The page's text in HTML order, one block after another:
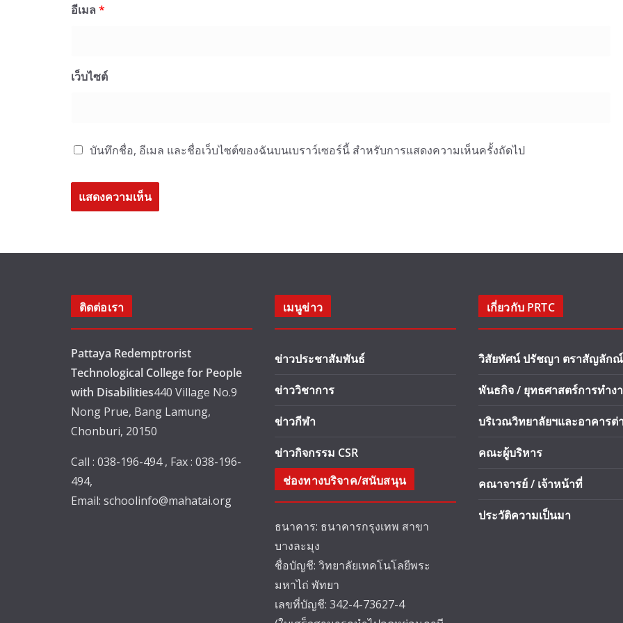
อีเมล *
เว็บไซต์
บันทึกชื่อ, อีเมล และชื่อเว็บไซต์ของฉันบนเบราว์เซอร์นี้ สำหรับการแสดงความเห็นครั้งถัดไป
ติดต่อเรา
Pattaya Redemptrorist
Technological College for People
with Disabilities440 Village No.9
Nong Prue, Bang Lamung,
Chonburi, 20150
Call : 038-196-494 , Fax : 038-196-
494,
Email: schoolinfo@mahatai.org
เมนูข่าว
ข่าวประชาสัมพันธ์
ข่าววิชาการ
ข่าวกีฬา
ข่าวกิจกรรม CSR
ช่องทางบริจาค/สนับสนุน
ธนาคาร: ธนาคารกรุงเทพ สาขา
บางละมุง
ชื่อบัญชี: วิทยาลัยเทคโนโลยีพระ
มหาไถ่ พัทยา
เลขที่บัญชี: 342-4-73627-4
เกี่ยวกับ PRTC
วิสัยทัศน์ ปรัชญา ตราสัญลักณ์
พันธกิจ / ยุทธศาสตร์การทำง
บริเวณวิทยาลัยฯและอาคารต่
คณะผู้บริหาร
คณาจารย์ / เจ้าหน้าที่
ประวัติความเป็นมา